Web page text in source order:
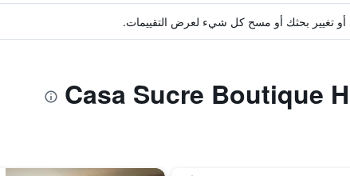
أو تغيير بحثك أو مسح كل شيء لعرض التقييمات.